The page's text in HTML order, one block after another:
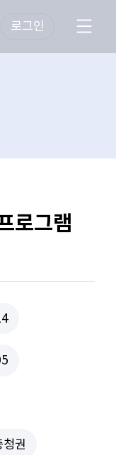
로그인
로그램
권